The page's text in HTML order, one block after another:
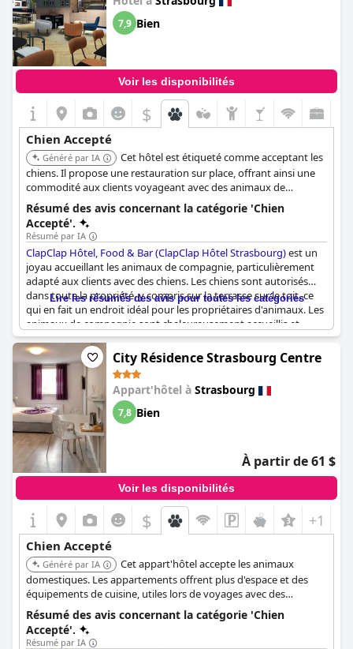
7,9 Bien
Voir les disponibilités
$
Chien Accepté
Généré par IA
Cet hôtel est étiqueté comme acceptant les
chiens. Il propose une restauration sur place, offrant ainsi une
commodité aux clients voyageant avec des animaux de
compagnie.
Résumé des avis concernant la catégorie 'Chien
Accepté'.
Résumé par IA
ClapClap Hôtel, Food & Bar (ClapClap Hôtel Strasbourg)est un
joyau accueillant les animaux de compagnie, particulièrement
adapté aux clients avec des chiens. Les chiens sont autorisés
dans toute la propriété, y compris sur la terrasse sur le toit, ce
qui en fait un endroit idéal pour les propriétaires d'animaux. Les
animaux de compagnie sont chaleureusement accueillis et
l'environnement est particulièrement adapté aux chiens,
permettant aux clients de profiter de leur séjour sans se soucier
de leurs compagnons à fourrure. De plus, le personnel de l'hôtel
est accueillant envers les animaux, garantissant que les animaux
et leurs propriétaires se sentent à l'aise et pris en charge. Bien
qu'un client ait mentionné ne pas avoir été informé des frais
pour chien avant l'enregistrement, le sentiment général est
positif, soulignant l'acceptation et l'accueil des animaux de
compagnie par l'hôtel. Malheureusement, il n'y a pas d'avis
détaillés traitant spécifiquement des services ou des
équipements adaptés aux chiens, mais la possibilité de prendre
le petit-déjeuner avec son chien et une atmosphère
généralement favorable aux animaux de compagnie sont des
atouts considérables pour tout amoureux des animaux.
Lire les résumés des avis pour toutes les catégories
City Résidence Strasbourg Centre
Appart'hôtel à Strasbourg
7,8 Bien
À partir de 61 $
Voir les disponibilités
$ +1
Chien Accepté
Généré par IA
Cet appart'hôtel accepte les animaux
domestiques. Les appartements offrent plus d'espace et des
équipements de cuisine, utiles lors de voyages avec des
animaux.
Résumé des avis concernant la catégorie 'Chien
Accepté'.
Résumé par IA